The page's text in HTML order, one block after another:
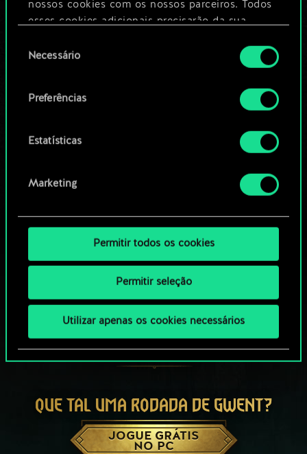
nossos cookies com os nossos parceiros. Todos
esses cookies adicionais precisarão da sua
Você encontrará todos os detalhes sobre o uso
de cookies e poderá ajustar as suas preferências
no menu "Configurações" abaixo.
deNecessário
Preferências
Estatísticas
Marketing
Permitir todos os cookies
Permitir seleção
Utilizar apenas os cookies necessários
comunidade
QUE TAL UMA RODADA DE GWENT?
JOGUE GRÁTIS
NO PC